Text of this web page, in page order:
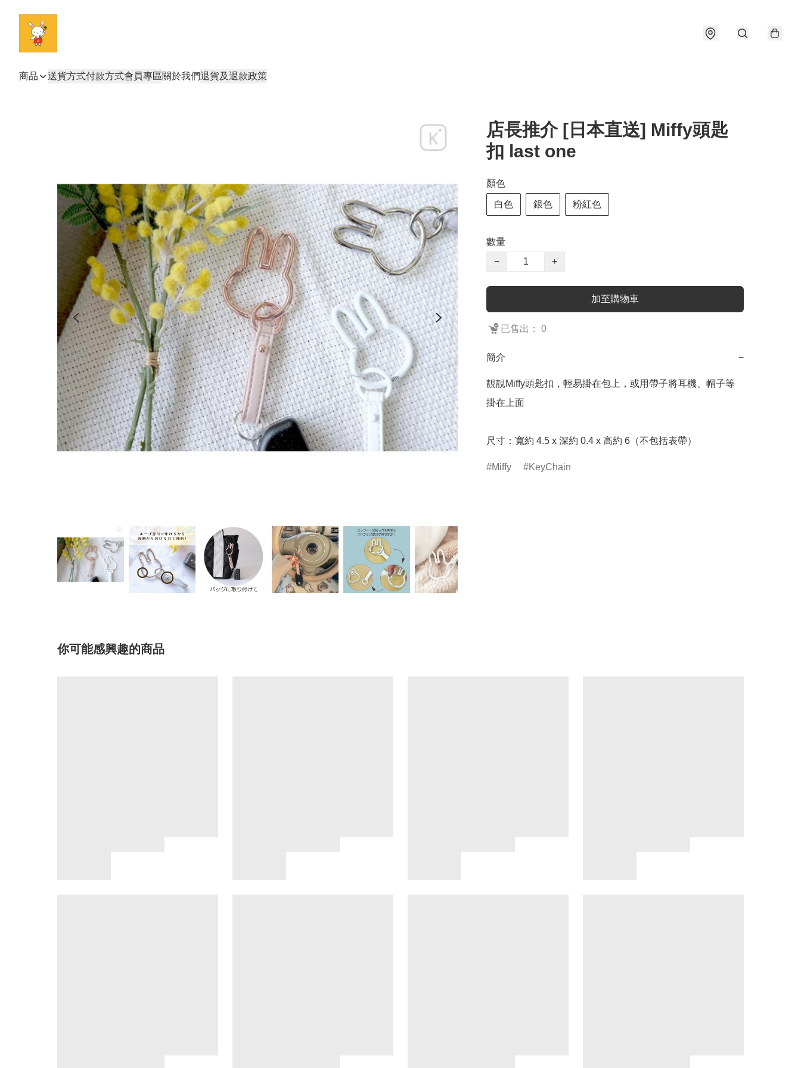
商品 送貨方式付款方式會員專區關於我們退貨及退款政策
店長推介 [日本直送] Miffy頭匙
扣 last one
顏色
白色 銀色 粉紅色
數量
−
+
加至購物車
已售出： 0
簡介 −
靚靚Miffy頭匙扣，輕易掛在包上，或用帶子將耳機、帽子等
掛在上面
Miffy KeyChain
你可能感興趣的商品